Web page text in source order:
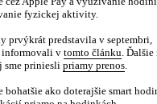
fyzickej aktivity.
prvýkrát predstavila v septembri,
informovali v tomto článku.
sme priniesli priamy prenos.
bohatšie ako doterajšie smart